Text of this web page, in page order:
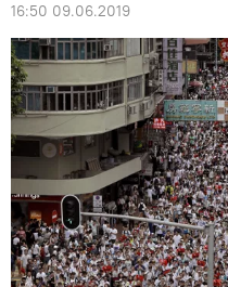
16:50 09.06.2019